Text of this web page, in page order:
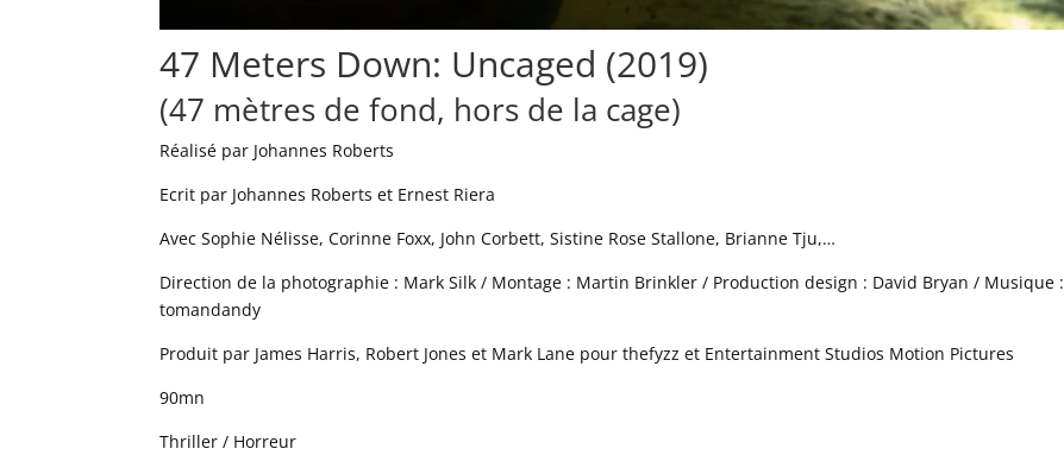
47 Meters Down: Uncaged (2019)
(47 mètres de fond, hors de la cage)
Réalisé par Johannes Roberts
Ecrit par Johannes Roberts et Ernest Riera
Avec Sophie Nélisse, Corinne Foxx, John Corbett, Sistine Rose Stallone, Brianne Tju,…
Direction de la photographie : Mark Silk / Montage : Martin Brinkler / Production design : David Bryan / Musique :
tomandandy
Produit par James Harris, Robert Jones et Mark Lane pour thefyzz et Entertainment Studios Motion Pictures
90mn
Thriller / Horreur